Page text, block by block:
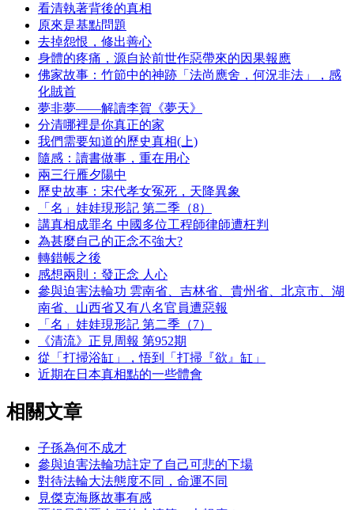
看清執著背後的真相
原來是基點問題
去掉怨恨，修出善心
身體的疼痛，源自於前世作惡帶來的因果報應
佛家故事：竹節中的神跡「法尚應舍，何況非法」，感
化賊首
夢非夢——解讀李賀《夢天》
分清哪裡是你真正的家
我們需要知道的歷史真相(上)
隨感：讀書做事，重在用心
兩三行雁夕陽中
歷史故事：宋代孝女冤死，天降異象
「名」娃娃現形記 第二季（8）
講真相成罪名 中國多位工程師律師遭枉判
為甚麼自己的正念不強大?
轉錯帳之後
感想兩則：發正念 人心
參與迫害法輪功 雲南省、吉林省、貴州省、北京市、湖
南省、山西省又有八名官員遭惡報
「名」娃娃現形記 第二季（7）
《清流》正見周報 第952期
從「打掃浴缸」，悟到「打掃『欲』缸」
近期在日本真相點的一些體會
相關文章
子孫為何不成才
參與迫害法輪功註定了自己可悲的下場
對待法輪大法態度不同，命運不同
見傑克海豚故事有感